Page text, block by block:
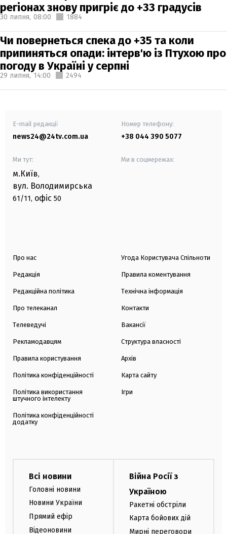
регіонах знову пригріє до +33 градусів
30 липня, 08:00 1884
Чи повернеться спека до +35 та коли
припиняться опади: інтерв'ю із Птухою про
погоду в Україні у серпні
29 липня, 14:00 2494
E-mail редакції
news24@24tv.com.ua
Номер телефону:
+38 044 390 5077
Ми тут:
м.Київ,
вул. Володимирська
61/11, офіс 50
Ми в соцмережах:
Про нас
Редакція
Редакційна політика
Про телеканал
Телеведучі
Рекламодавцям
Правила користування
Політика конфіденційності
Політика використання
штучного інтелекту
Політика конфіденційності
додатку
Угода Користувача Спільноти
Правила коментування
Технічна інформація
Контакти
Вакансії
Структура власності
Архів
Карта сайту
Ігри
Всі новини
Головні новини
Новини України
Прямий ефір
Відеоновини
Війна Росії з
Україною
Ракетні обстріли
Карта бойових дій
Мирні переговори